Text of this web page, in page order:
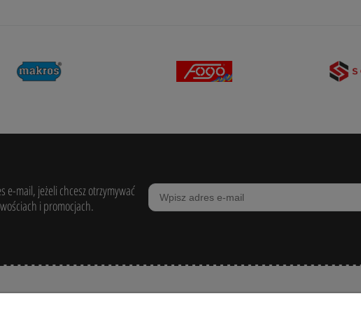
e-mail, jeżeli chcesz otrzymywać
i promocjach.
POMOC ZAKUPY MOJE KONTO